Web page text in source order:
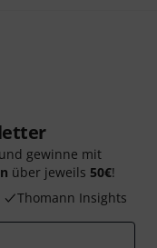
gewinne mit
über jeweils 50€!
Thomann Insights